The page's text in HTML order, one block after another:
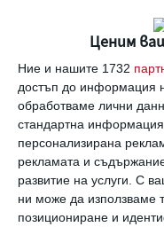
Ценим
Ние и нашите 1732
достъп до информация
обработваме лични
стандартна
персонализирана
рекламата и
развитие на услуги. С
ни може да използваме
позициониране и
от последната
бременност) и
13-та седмица.
менструация
известно време),
овулация, а
технически може
този момент.